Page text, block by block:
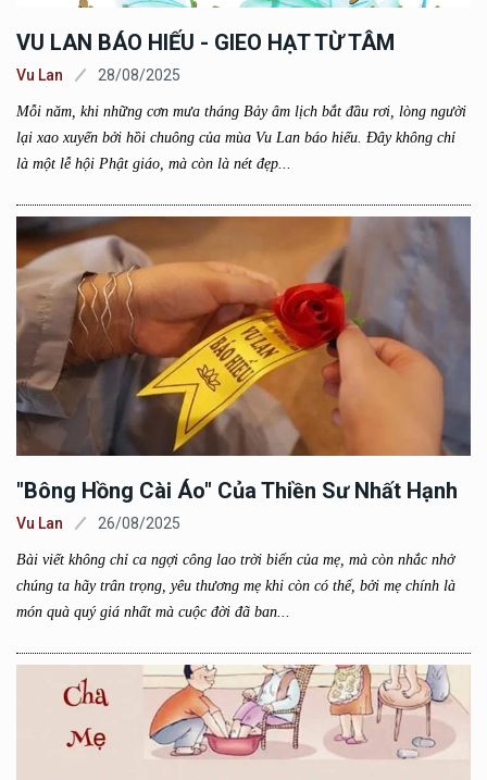
VU LAN BÁO HIẾU - GIEO HẠT TỪ TÂM
Vu Lan 28/08/2025
Mỗi năm, khi những cơn mưa tháng Bảy âm lịch bắt đầu rơi, lòng người
lại xao xuyến bởi hồi chuông của mùa Vu Lan báo hiếu. Đây không chỉ
là một lễ hội Phật giáo, mà còn là nét đẹp...
"Bông Hồng Cài Áo" Của Thiền Sư Nhất Hạnh
Vu Lan 26/08/2025
Bài viết không chỉ ca ngợi công lao trời biển của mẹ, mà còn nhắc nhở
chúng ta hãy trân trọng, yêu thương mẹ khi còn có thể, bởi mẹ chính là
món quà quý giá nhất mà cuộc đời đã ban...